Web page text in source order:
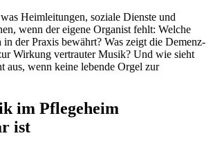
Heimleitungen, soziale Dienste und
wenn der eigene Organist fehlt: Welche
in der Praxis bewährt? Was zeigt die Demenz-
Wirkung vertrauter Musik? Und wie sieht
aus, wenn keine lebende Orgel zur
im Pflegeheim
ist